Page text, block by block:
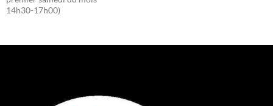
14h30-17h00)